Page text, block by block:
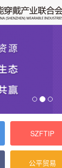
SZFTIP
公平贸易